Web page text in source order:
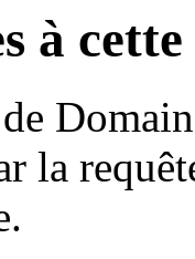
à
la